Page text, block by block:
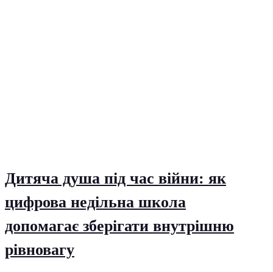
Дитяча душа під час війни: як
цифрова недільна школа
допомагає зберігати внутрішню
рівновагу